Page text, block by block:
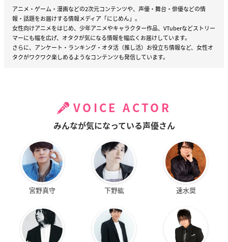
アニメ・ゲーム・漫画などの2次元コンテンツや、声優・舞台・俳優などの情
報・話題をお届けする情報メディア「にじめん」。
女性向けアニメをはじめ、少年アニメやキャラクター作品、VTuberなどストリー
マーにも幅を広げ、オタクが気になる情報を幅広くお届けしています。
さらに、アンケート・ランキング・オタ活（推し活）お役立ち情報など、女性オ
タクがワクワク楽しめるようなコンテンツも発信しています。
VOICE ACTOR
みんなが気になっている声優さん
宮野真守 下野紘 速水奨